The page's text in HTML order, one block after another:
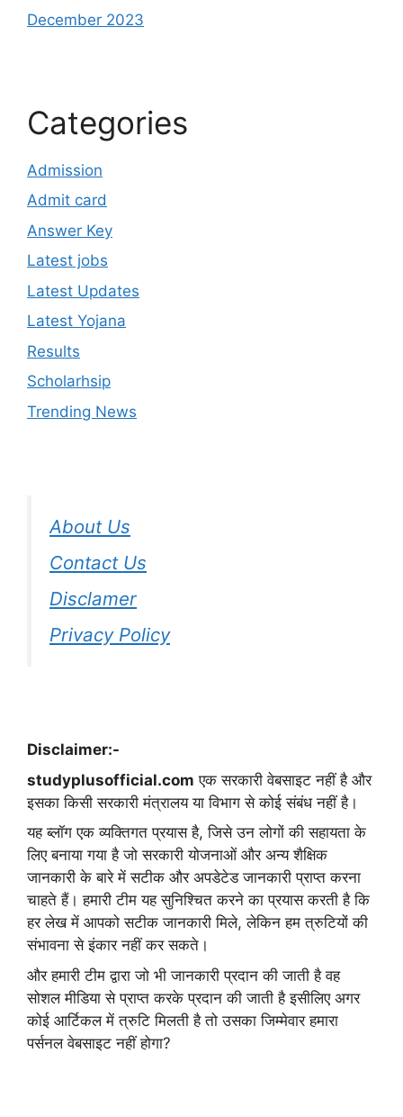
December 2023
Categories
Admission
Admit card
Answer Key
Latest jobs
Latest Updates
Latest Yojana
Results
Scholarhsip
Trending News
About Us
Contact Us
Disclamer
Privacy Policy
Disclaimer:-
studyplusofficial.com एक सरकारी वेबसाइट नहीं है और
इसका किसी सरकारी मंत्रालय या विभाग से कोई संबंध नहीं है।
यह ब्लॉग एक व्यक्तिगत प्रयास है, जिसे उन लोगों की सहायता के
लिए बनाया गया है जो सरकारी योजनाओं और अन्य शैक्षिक
जानकारी के बारे में सटीक और अपडेटेड जानकारी प्राप्त करना
चाहते हैं। हमारी टीम यह सुनिश्चित करने का प्रयास करती है कि
हर लेख में आपको सटीक जानकारी मिले, लेकिन हम त्रुटियों की
संभावना से इंकार नहीं कर सकते।
और हमारी टीम द्वारा जो भी जानकारी प्रदान की जाती है वह
सोशल मीडिया से प्राप्त करके प्रदान की जाती है इसीलिए अगर
कोई आर्टिकल में त्रुटि मिलती है तो उसका जिम्मेवार हमारा
पर्सनल वेबसाइट नहीं होगा?